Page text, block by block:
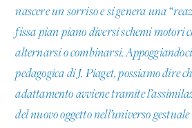
nascere un sorriso e si genera una
fissa pian piano diversi schemi motori
alternarsi o combinarsi.
pedagogica di J. Piaget, possiamo dire
adattamento avviene tramite
del nuovo oggetto nell’universo